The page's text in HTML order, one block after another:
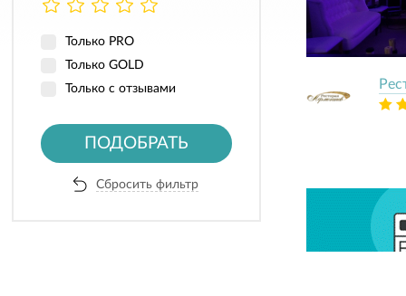
Только PRO
Только GOLD
Только с отзывами
ПОДОБРАТЬ
Сбросить фильтр